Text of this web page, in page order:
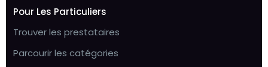
Pour Les Particuliers
Trouver les prestataires
Parcourir les catégories